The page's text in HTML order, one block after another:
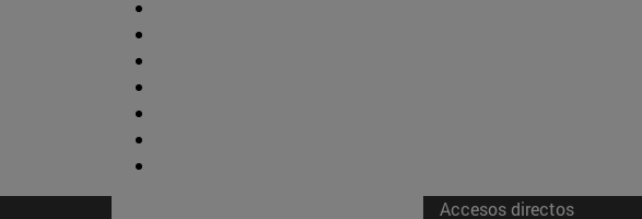
Accesos directos